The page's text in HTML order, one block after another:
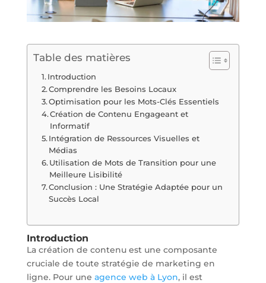
Table des matières
Introduction
Comprendre les Besoins Locaux
Optimisation pour les Mots-Clés Essentiels
Création de Contenu Engageant et
Informatif
Intégration de Ressources Visuelles et
Médias
Utilisation de Mots de Transition pour une
Meilleure Lisibilité
Conclusion : Une Stratégie Adaptée pour un
Succès Local
Introduction
La création de contenu est une composante
cruciale de toute stratégie de marketing en
ligne. Pour une agence web à Lyon, il est